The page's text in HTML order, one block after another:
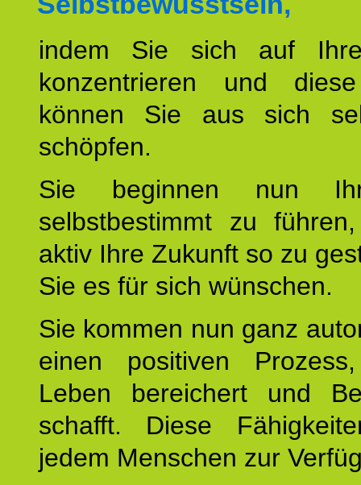
indem Sie sich auf
konzentrieren und
können Sie aus sich
schöpfen.
Sie beginnen nun
selbstbestimmt zu
aktiv Ihre Zukunft so zu
Sie es für sich wünschen.
Sie kommen nun ganz
einen positiven
Leben bereichert und
schafft. Diese
jedem Menschen zur